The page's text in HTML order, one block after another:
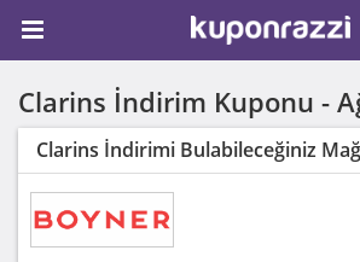
Clarins İndirim Kuponu -
Clarins İndirimi Bulabileceğiniz